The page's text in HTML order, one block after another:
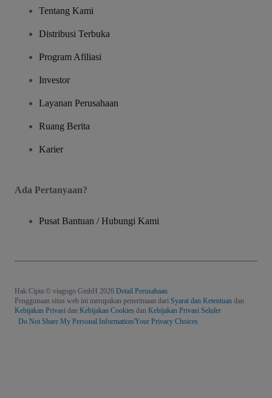
Tentang Kami
Distribusi Terbuka
Program Afiliasi
Investor
Layanan Perusahaan
Ruang Berita
Karier
Ada Pertanyaan?
Pusat Bantuan / Hubungi Kami
Hak Cipta © viagogo GmbH 2026 Detail Perusahaan
Penggunaan situs web ini merupakan penerimaan dari Syarat dan Ketentuan dan
Kebijakan Privasi dan Kebijakan Cookies dan Kebijakan Privasi Seluler
Do Not Share My Personal Information/Your Privacy Choices